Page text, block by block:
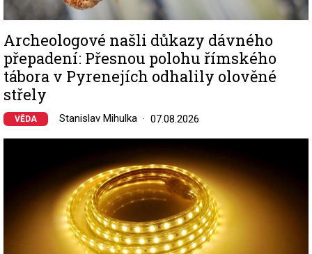
Archeologové našli důkazy dávného
přepadení: Přesnou polohu římského
tábora v Pyrenejích odhalily olověné
střely
VĚDA Stanislav Mihulka 07.08.2026